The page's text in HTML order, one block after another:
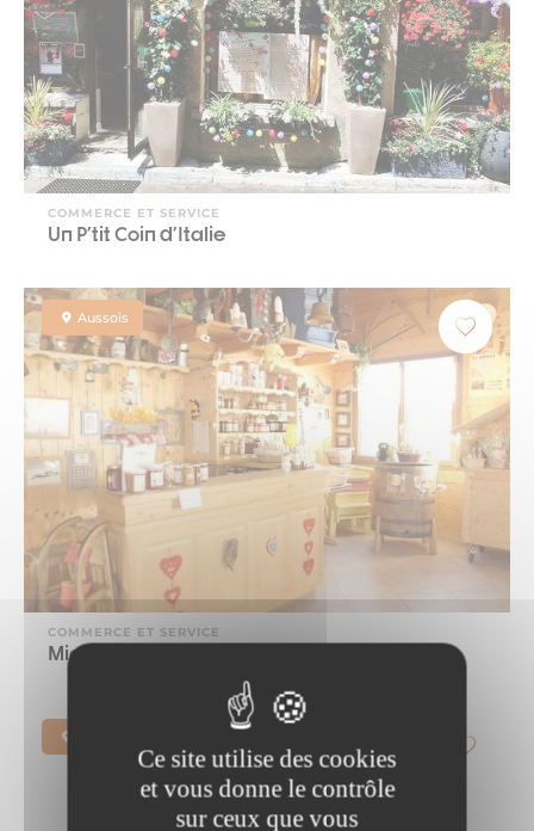
Ce site utilise des cookies
et vous donne le contrôle
sur ceux que vous
COMMERCE ET SERVICE
Un P'tit Coin d'Italie
Aussois
COMMERCE ET SERVICE
Miellerie – Boutique de miel à Aussois